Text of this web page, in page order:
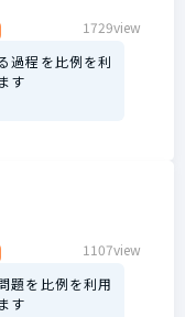
1729view
過程を比例を利
す
1107view
題を比例を利用
す